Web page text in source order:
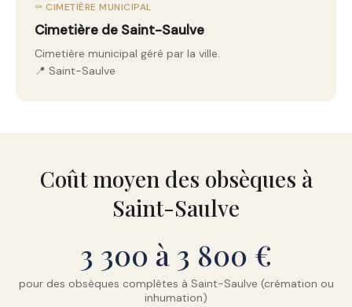
⚰️ CIMETIÈRE MUNICIPAL
Cimetière de Saint-Saulve
Cimetière municipal géré par la ville.
📍 Saint-Saulve
Coût moyen des obsèques à
Saint-Saulve
3 300 à 3 800 €
pour des obsèques complètes à Saint-Saulve (crémation ou
inhumation)